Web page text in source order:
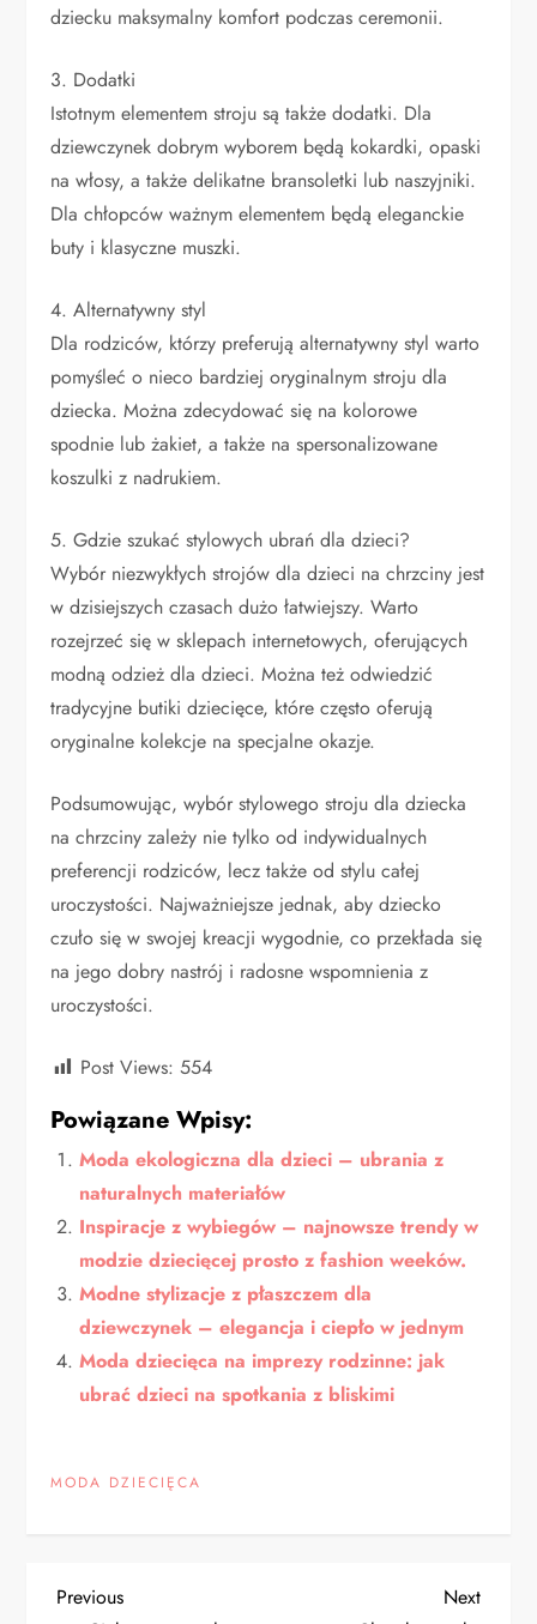
dziecku maksymalny komfort podczas ceremonii.
3. Dodatki
Istotnym elementem stroju są także dodatki. Dla
dziewczynek dobrym wyborem będą kokardki, opaski
na włosy, a także delikatne bransoletki lub naszyjniki.
Dla chłopców ważnym elementem będą eleganckie
buty i klasyczne muszki.
4. Alternatywny styl
Dla rodziców, którzy preferują alternatywny styl warto
pomyśleć o nieco bardziej oryginalnym stroju dla
dziecka. Można zdecydować się na kolorowe
spodnie lub żakiet, a także na spersonalizowane
koszulki z nadrukiem.
5. Gdzie szukać stylowych ubrań dla dzieci?
Wybór niezwykłych strojów dla dzieci na chrzciny jest
w dzisiejszych czasach dużo łatwiejszy. Warto
rozejrzeć się w sklepach internetowych, oferujących
modną odzież dla dzieci. Można też odwiedzić
tradycyjne butiki dziecięce, które często oferują
oryginalne kolekcje na specjalne okazje.
Podsumowując, wybór stylowego stroju dla dziecka
na chrzciny zależy nie tylko od indywidualnych
preferencji rodziców, lecz także od stylu całej
uroczystości. Najważniejsze jednak, aby dziecko
czuło się w swojej kreacji wygodnie, co przekłada się
na jego dobry nastrój i radosne wspomnienia z
uroczystości.
Post Views: 554
Powiązane Wpisy:
Moda ekologiczna dla dzieci – ubrania z
naturalnych materiałów
Inspiracje z wybiegów – najnowsze trendy w
modzie dziecięcej prosto z fashion weeków.
Modne stylizacje z płaszczem dla
dziewczynek – elegancja i ciepło w jednym
Moda dziecięca na imprezy rodzinne: jak
ubrać dzieci na spotkania z bliskimi
MODA DZIECIĘCA
N
Previous
Previous
Next
Next